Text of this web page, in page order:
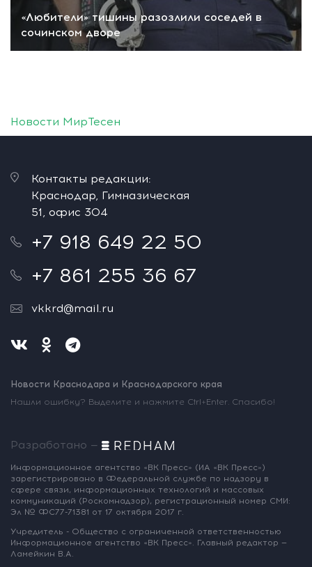
«Любители» тишины разозлили соседей в
сочинском дворе
Новости МирТесен
Контакты редакции:
Краснодар, Гимназическая
51, офис 304
+7 918 649 22 50
+7 861 255 36 67
vkkrd@mail.ru
Новости Краснодара и Краснодарского края
Нашли ошибку? Выделите и нажмите Ctrl+Enter. Спасибо!
Разработано —
Информационное агентство «ВК Пресс» (ИА «ВК Пресс»)
зарегистрировано в Федеральной службе по надзору в
сфере связи, информационных технологий и массовых
коммуникаций (Роскомнадзор), регистрационный номер СМИ:
Эл № ФС77-71381 от 17 октября 2017 г.
Учредитель - Общество с ограниченной ответственностью
Информационное агентство «ВК Пресс». Главный редактор —
Ламейкин В.А.